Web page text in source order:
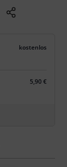
kostenlos
5,90 €